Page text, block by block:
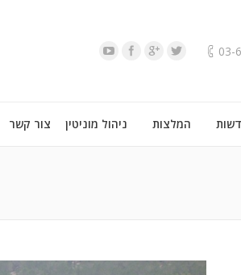
03-
המלצות ניהול מוניטין צור קשר